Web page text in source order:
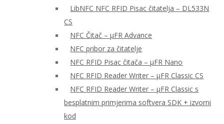
LibNFC NFC RFID Pisac čitatelja – DL533N
CS
NFC Čitač – μFR Advance
NFC pribor za čitatelje
NFC RFID Pisac čitača – μFR Nano
NFC RFID Reader Writer – μFR Classic CS
NFC RFID Reader Writer – μFR Classic s
besplatnim primjerima softvera SDK + izvorni
kod